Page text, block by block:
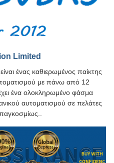
Limited
ένας καθιερωμένος παίκτης
με πάνω από 12
ένα ολοκληρωμένο φάσμα
αυτοματισμού σε πελάτες